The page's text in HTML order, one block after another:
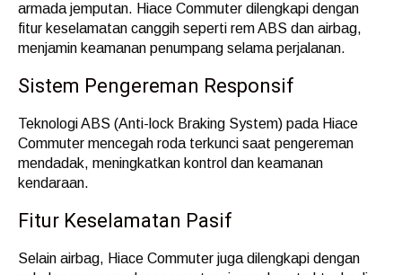
armada jemputan. Hiace Commuter dilengkapi dengan
fitur keselamatan canggih seperti rem ABS dan airbag,
menjamin keamanan penumpang selama perjalanan.
Sistem Pengereman Responsif
Teknologi ABS (Anti-lock Braking System) pada Hiace
Commuter mencegah roda terkunci saat pengereman
mendadak, meningkatkan kontrol dan keamanan
kendaraan.
Fitur Keselamatan Pasif
Selain airbag, Hiace Commuter juga dilengkapi dengan